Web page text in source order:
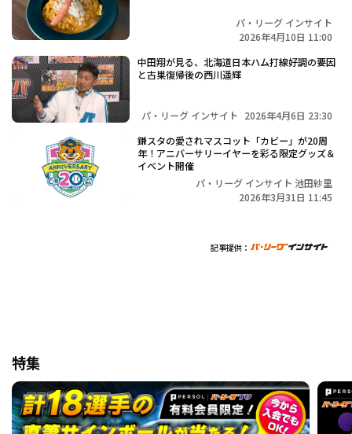
パ・リーグ インサイト
2026年4月10日 11:00
中田翔が見る、北海道日本ハム打線好調の要因
と古巣復帰後の西川遥輝
パ・リーグ インサイト 2026年4月6日 23:30
鎌スタの愛されマスコット「カビー」が20周
年！アニバーサリーイヤーを彩る限定グッズ＆
イベント開催
パ・リーグ インサイト 池田紗里
2026年3月31日 11:45
記事提供：
特集